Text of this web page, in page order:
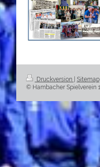
Druckversion
Sitemap
© Hambacher Spielverein